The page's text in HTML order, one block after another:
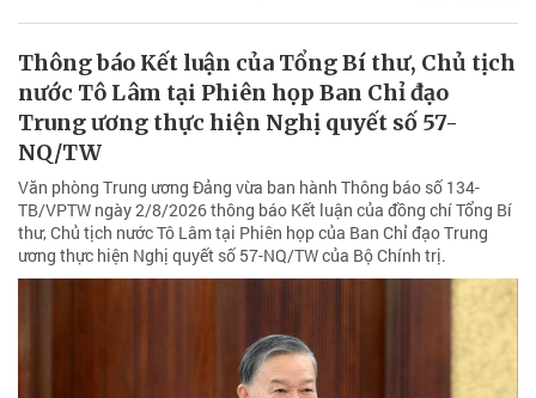
Thông báo Kết luận của Tổng Bí thư, Chủ tịch
nước Tô Lâm tại Phiên họp Ban Chỉ đạo
Trung ương thực hiện Nghị quyết số 57-
NQ/TW
Văn phòng Trung ương Đảng vừa ban hành Thông báo số 134-
TB/VPTW ngày 2/8/2026 thông báo Kết luận của đồng chí Tổng Bí
thư, Chủ tịch nước Tô Lâm tại Phiên họp của Ban Chỉ đạo Trung
ương thực hiện Nghị quyết số 57-NQ/TW của Bộ Chính trị.